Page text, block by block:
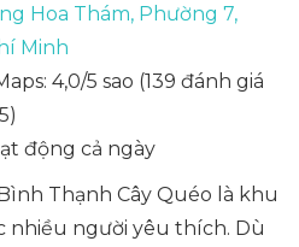
Hoa Thám, Phường 7,
Minh
4,0/5 sao (139 đánh giá
động cả ngày
Thạnh Cây Quéo là khu
người yêu thích. Dù